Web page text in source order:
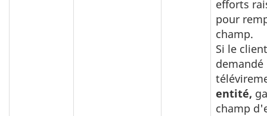
efforts
pour
champ.
Si le
demandé
entité,
champ